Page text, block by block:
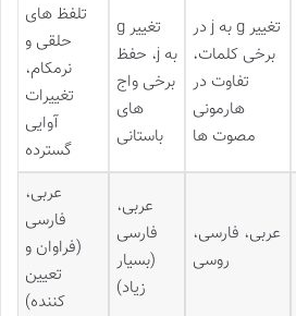
تغییر g به j در
برخی کلمات،
تفاوت در
هارمونی
مصوت ها
تغییر g
به j، حفظ
برخی واج
های
باستانی
تلفظ های
حلقی و
نرمکام،
تغییرات
آوایی
گسترده
عربی، فارسی،
روسی
عربی،
فارسی
(بسیار
زیاد)
عربی،
فارسی
(فراوان و
تعیین
کننده)